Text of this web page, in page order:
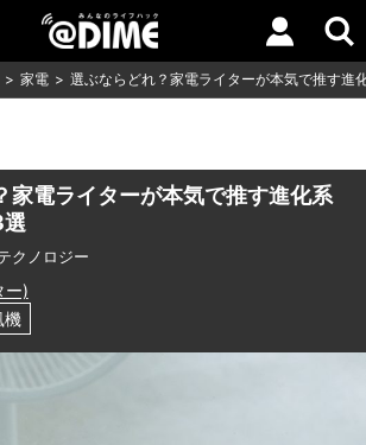
家電 選ぶならどれ？家電ライターが本気で推す進
家電ライターが本気で推す進化系
クノロジー
ー)
機